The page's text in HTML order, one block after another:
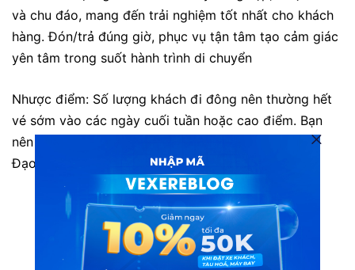
và chu đáo, mang đến trải nghiệm tốt nhất cho khách
hàng. Đón/trả đúng giờ, phục vụ tận tâm tạo cảm giác
yên tâm trong suốt hành trình di chuyển
Nhược điểm: Số lượng khách đi đông nên thường hết
vé sớm vào các ngày cuối tuần hoặc cao điểm. Bạn
nên liên hệ tổng đài 1900 888684 hoặc đặt vé trực
Đạo trước để tránh hết vé.